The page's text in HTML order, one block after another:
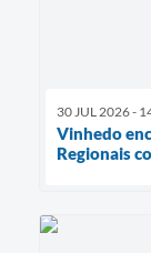
30 JUL 2026 -
Vinhedo
Regionais